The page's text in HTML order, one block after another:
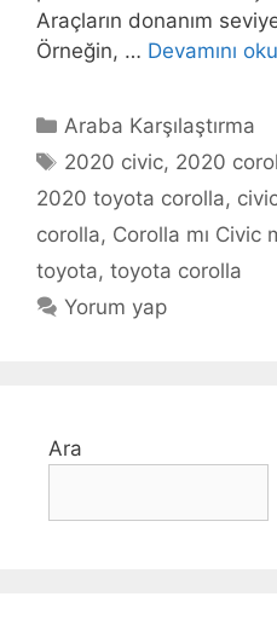
Araçların donanım
Örneğin, … Devamını oku
Kategoriler
Araba Karşılaştırma
Etiketler
2020 civic, 2020
2020 toyota corolla,
corolla, Corolla mı Civic
toyota, toyota corolla
Yorum yap
Ara